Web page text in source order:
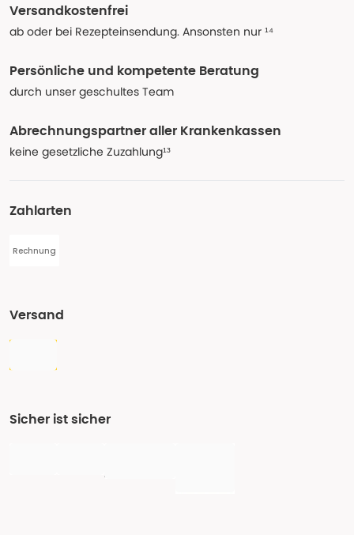
Versandkostenfrei
ab oder bei Rezepteinsendung. Ansonsten nur ¹⁴
Persönliche und kompetente Beratung
durch unser geschultes Team
Abrechnungspartner aller Krankenkassen
keine gesetzliche Zuzahlung¹³
Zahlarten
Rechnung
Versand
Sicher ist sicher